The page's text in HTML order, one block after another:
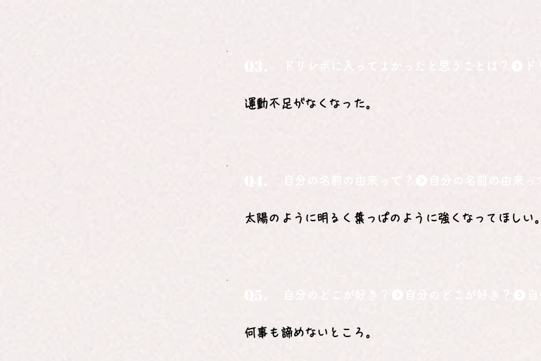
運動不足がなくなった。
太陽のように明るく葉っぱのように強くなってほしい。
何事も諦めないところ。